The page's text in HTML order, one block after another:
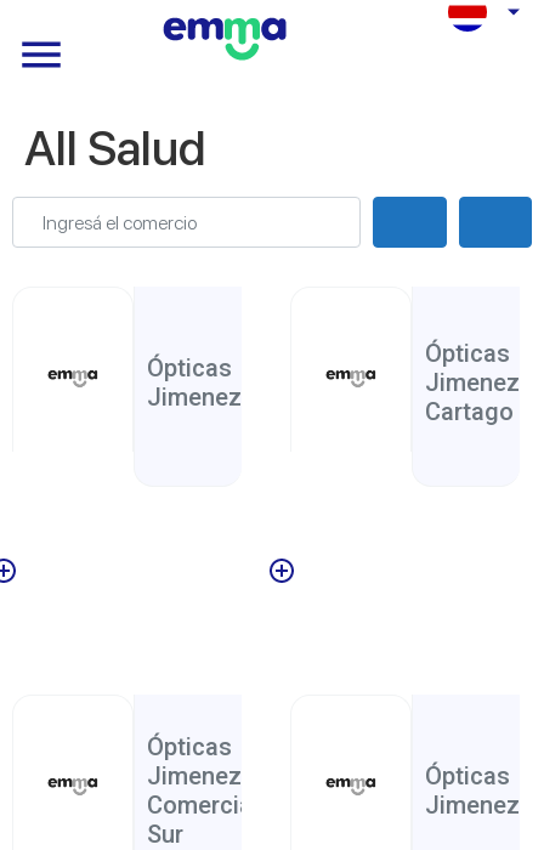
All Salud
Ingresá el comercio
Ópticas
Jimenez Recia
Ópticas
Jimenez
Cartago
Ópticas
Jimenez Centro
Comercial Del
Sur
Ópticas
Jimenez